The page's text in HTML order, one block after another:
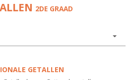
2DE GRAAD
GETALLEN